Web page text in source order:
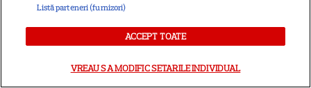
Listă parteneri (furnizori)
ACCEPT TOATE
VREAU SA MODIFIC SETARILE INDIVIDUAL